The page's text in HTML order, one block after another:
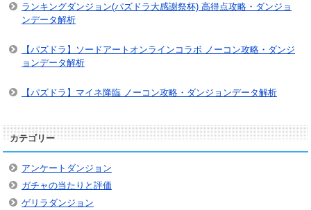
ランキングダンジョン(パズドラ大感謝祭杯) 高得点攻略・ダンジョ
ンデータ解析
【パズドラ】ソードアートオンラインコラボ ノーコン攻略・ダンジ
ョンデータ解析
【パズドラ】マイネ降臨 ノーコン攻略・ダンジョンデータ解析
カテゴリー
アンケートダンジョン
ガチャの当たりと評価
ゲリラダンジョン